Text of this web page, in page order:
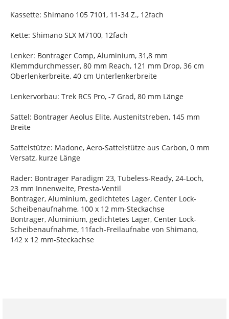
Kassette: Shimano 105 7101, 11-34 Z., 12fach
Kette: Shimano SLX M7100, 12fach
Lenker: Bontrager Comp, Aluminium, 31,8 mm
Klemmdurchmesser, 80 mm Reach, 121 mm Drop, 36 cm
Oberlenkerbreite, 40 cm Unterlenkerbreite
Lenkervorbau: Trek RCS Pro, -7 Grad, 80 mm Länge
Sattel: Bontrager Aeolus Elite, Austenitstreben, 145 mm
Breite
Sattelstütze: Madone, Aero-Sattelstütze aus Carbon, 0 mm
Versatz, kurze Länge
Räder: Bontrager Paradigm 23, Tubeless-Ready, 24-Loch,
23 mm Innenweite, Presta-Ventil
Bontrager, Aluminium, gedichtetes Lager, Center Lock-
Scheibenaufnahme, 100 x 12 mm-Steckachse
Bontrager, Aluminium, gedichtetes Lager, Center Lock-
Scheibenaufnahme, 11fach-Freilaufnabe von Shimano,
142 x 12 mm-Steckachse